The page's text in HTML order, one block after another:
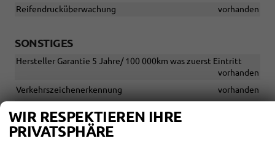
Reifendrucküberwachung
vorhanden
SONSTIGES
Hersteller Garantie 5 Jahre/ 100 000km was zuerst Eintritt
vorhanden
Verkehrszeichenerkennung
vorhanden
Krediten
Bilder sind Beispiele und dienen nur zur Darstellung der
WIR RESPEKTIEREN IHRE
PRIVATSPHÄRE